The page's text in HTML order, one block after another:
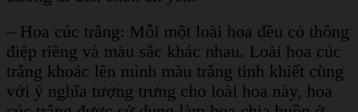
– Hoa cúc trắng: Mỗi một loài hoa đều có thông
điệp riêng và màu sắc khác nhau. Loài hoa cúc
trắng khoác lên mình màu trắng tinh khiết cùng
với ý nghĩa tượng trưng cho loài hoa này, hoa